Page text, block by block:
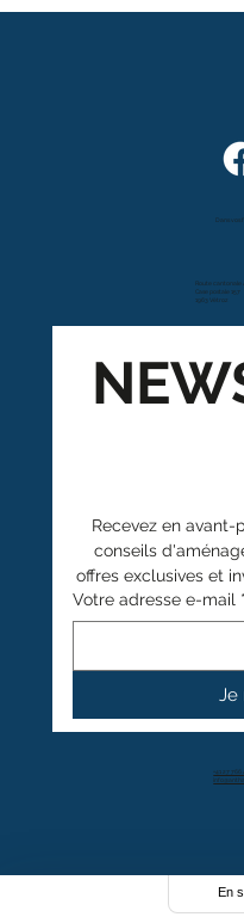
Route cantonale 4
Case postale 157
1963 Vétroz
Dans vos
+41 27 766
Recevez en avant-
conseils
offres exclusives et
Votre adresse e-mail *
Je
4.4
+ de 100
En